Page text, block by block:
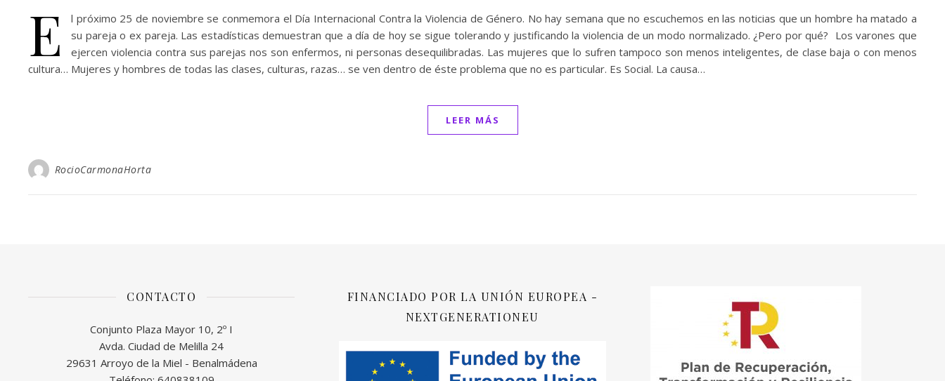
E
l próximo 25 de noviembre se conmemora el Día Internacional Contra la Violencia de Género. No hay semana que no escuchemos en las noticias que un hombre ha matado a
su pareja o ex pareja. Las estadísticas demuestran que a día de hoy se sigue tolerando y justificando la violencia de un modo normalizado. ¿Pero por qué? Los varones que
ejercen violencia contra sus parejas nos son enfermos, ni personas desequilibradas. Las mujeres que lo sufren tampoco son menos inteligentes, de clase baja o con menos
cultura… Mujeres y hombres de todas las clases, culturas, razas… se ven dentro de éste problema que no es particular. Es Social. La causa…
LEER MÁS
RocioCarmonaHorta
CONTACTO
Conjunto Plaza Mayor 10, 2º I
Avda. Ciudad de Melilla 24
29631 Arroyo de la Miel - Benalmádena
FINANCIADO POR LA UNIÓN EUROPEA -
NEXTGENERATIONEU